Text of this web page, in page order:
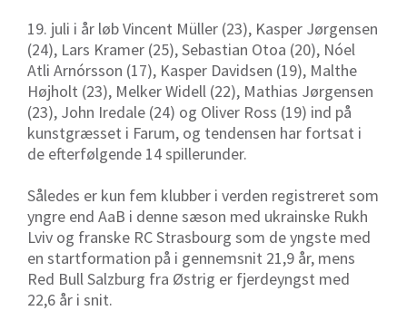
19. juli i år løb Vincent Müller (23), Kasper Jørgensen
(24), Lars Kramer (25), Sebastian Otoa (20), Nóel
Atli Arnórsson (17), Kasper Davidsen (19), Malthe
Højholt (23), Melker Widell (22), Mathias Jørgensen
(23), John Iredale (24) og Oliver Ross (19) ind på
kunstgræsset i Farum, og tendensen har fortsat i
de efterfølgende 14 spillerunder.
Således er kun fem klubber i verden registreret som
yngre end AaB i denne sæson med ukrainske Rukh
Lviv og franske RC Strasbourg som de yngste med
en startformation på i gennemsnit 21,9 år, mens
Red Bull Salzburg fra Østrig er fjerdeyngst med
22,6 år i snit.